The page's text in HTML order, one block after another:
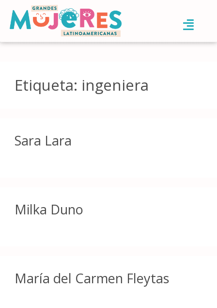
Etiqueta: ingeniera
Sara Lara
Milka Duno
María del Carmen Fleytas